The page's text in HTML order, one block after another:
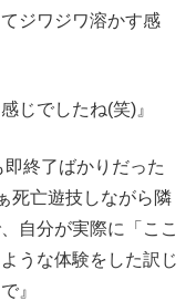
ジワジワ溶かす感
じでしたね(笑)』
即終了ばかりだった
死亡遊技しながら隣
自分が実際に「ここ
うな体験をした訳じ
』